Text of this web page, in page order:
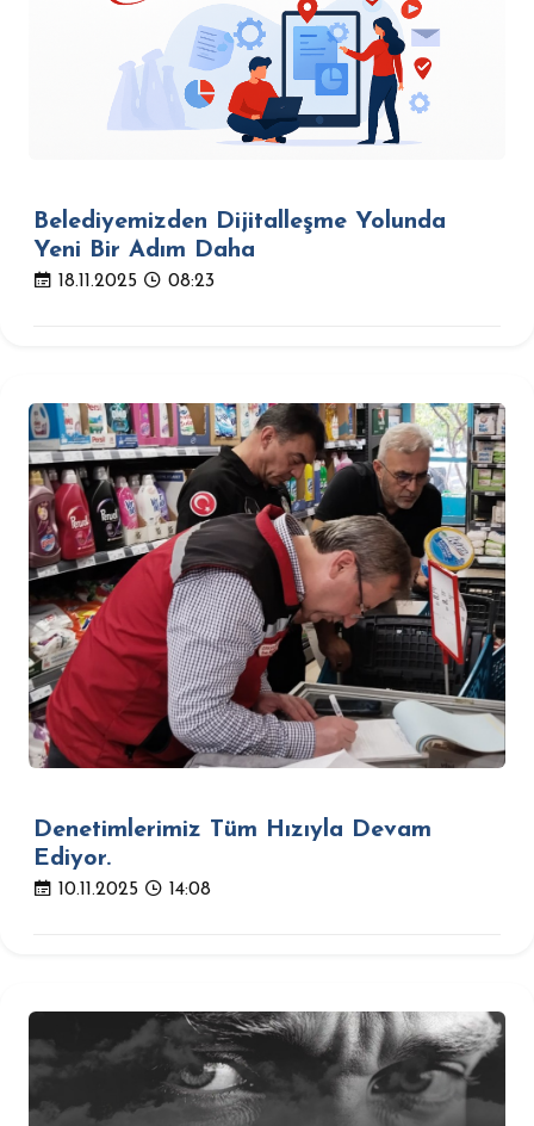
Belediyemizden Dijitalleşme Yolunda
Yeni Bir Adım Daha
18.11.2025 08:23
Denetimlerimiz Tüm Hızıyla Devam
Ediyor.
10.11.2025 14:08